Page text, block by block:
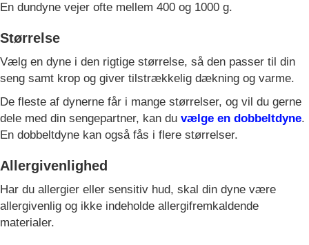
En dundyne vejer ofte mellem 400 og 1000 g.
Størrelse
Vælg en dyne i den rigtige størrelse, så den passer til din
seng samt krop og giver tilstrækkelig dækning og varme.
De fleste af dynerne får i mange størrelser, og vil du gerne
dele med din sengepartner, kan du vælge en dobbeltdyne.
En dobbeltdyne kan også fås i flere størrelser.
Allergivenlighed
Har du allergier eller sensitiv hud, skal din dyne være
allergivenlig og ikke indeholde allergifremkaldende
materialer.